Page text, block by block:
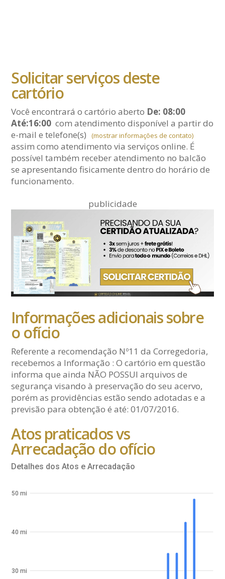
Solicitar serviços deste
cartório
Você encontrará o cartório aberto De: 08:00
Até:16:00 com atendimento disponível a partir do
e-maile telefone(s) (mostrar informações de contato)
assim como atendimento via serviços online. É
possível também receber atendimento no balcão
se apresentando fisicamente dentro do horário de
funcionamento.
publicidade
Informações adicionais sobre
o ofício
Referente a recomendação Nº11 da Corregedoria,
recebemos a Informação : O cartório em questão
informa que ainda NÃO POSSUI arquivos de
segurança visando à preservação do seu acervo,
porém as providências estão sendo adotadas e a
previsão para obtenção é até: 01/07/2016.
Atos praticados vs
Arrecadação do ofício
Detalhes dos Atos e Arrecadação
30 mi
40 mi
50 mi